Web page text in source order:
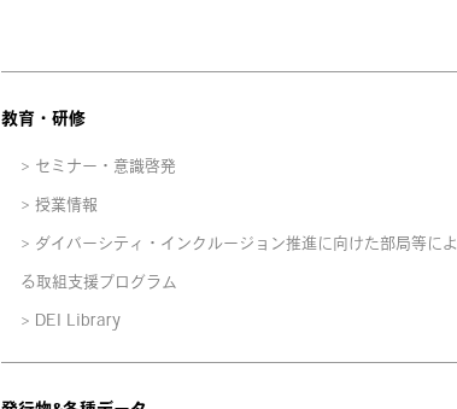
教育・研修
セミナー・意識啓発
授業情報
ダイバーシティ・インクルージョン推進に向けた部局等によ
る取組支援プログラム
DEI Library